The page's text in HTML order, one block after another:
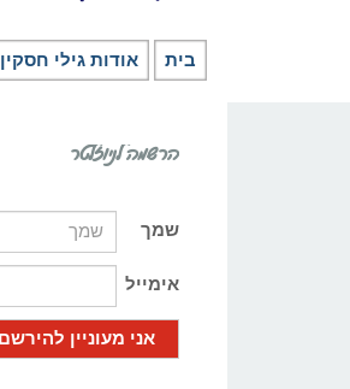
בית אודות גילי חסקין
הרשמה לניוזלטר
שמך
אימייל